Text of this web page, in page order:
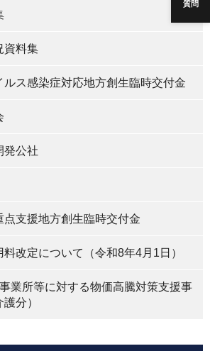
質問
資料集
ルス感染症対応地方創生臨時交付金
発公社
点支援地方創生臨時交付金
改定について（令和8年4月1日）
業所等に対する物価高騰対策支援事
分）